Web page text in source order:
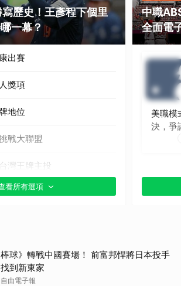
歷史！王彥程下個里
一幕？
出賽
獎項
地位
戰大聯盟
灣王牌主投
文分享）
看所有選項
中職
全面電
美職模
決，爭
棒球》轉戰中國賽場！ 前富邦悍將日本投手
找到新東家
自由電子報